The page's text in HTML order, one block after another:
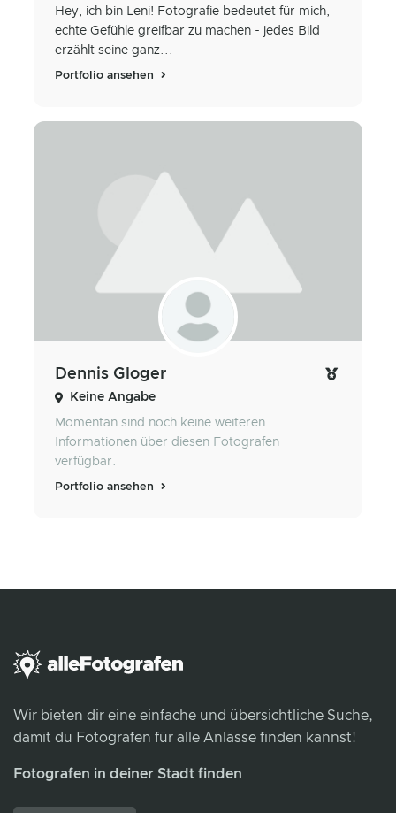
Hey, ich bin Leni! Fotografie bedeutet für mich,
echte Gefühle greifbar zu machen - jedes Bild
erzählt seine ganz...
Portfolio ansehen
Dennis Gloger
Keine Angabe
Momentan sind noch keine weiteren
Informationen über diesen Fotografen
verfügbar.
Portfolio ansehen
Wir bieten dir eine einfache und übersichtliche Suche,
damit du Fotografen für alle Anlässe finden kannst!
Fotografen in deiner Stadt finden